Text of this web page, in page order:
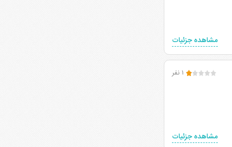
مشاهده جزئیات
۱ نفر
مشاهده جزئیات